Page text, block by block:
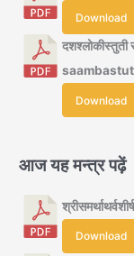
Download
Download
आज यह मन्त्र पढ़ें
Download